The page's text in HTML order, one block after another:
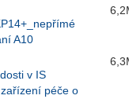
A10
v IS
péče o